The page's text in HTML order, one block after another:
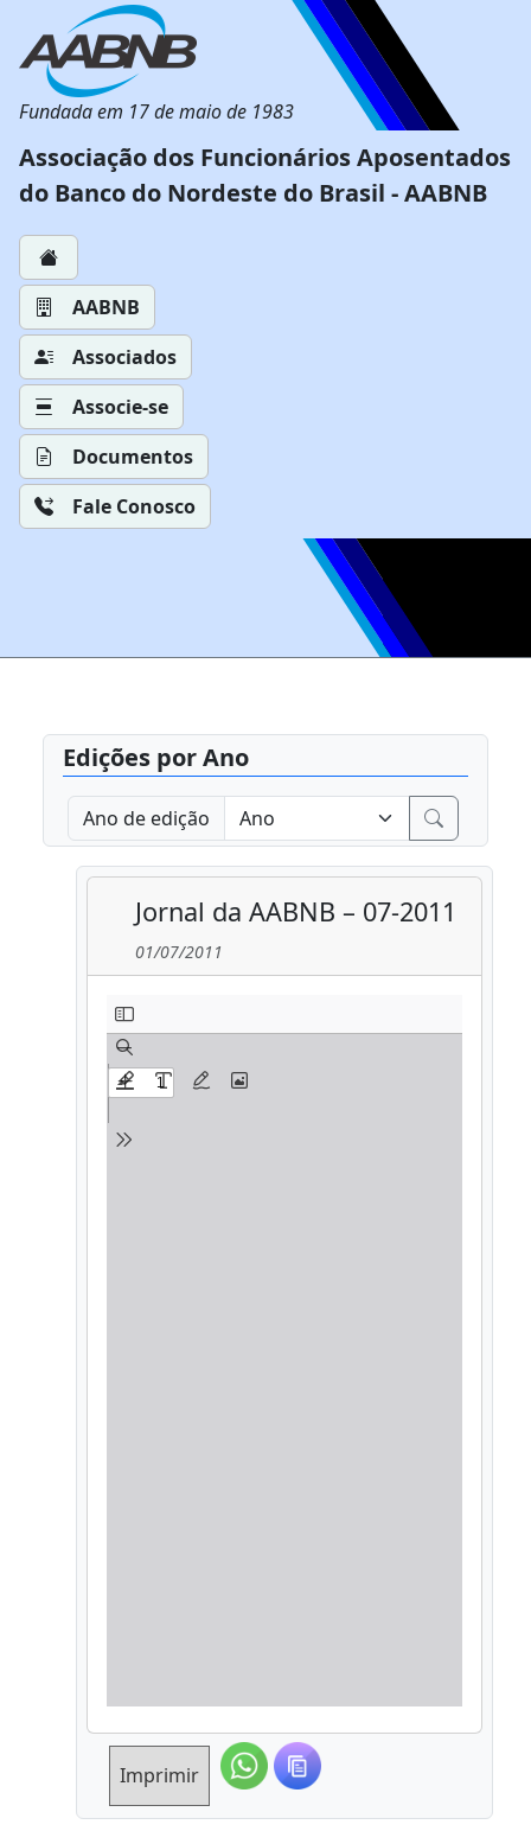
Fundada em 17 de maio de 1983
Associação dos Funcionários Aposentados
do Banco do Nordeste do Brasil - AABNB
AABNB
Associados
Associe-se
Documentos
Fale Conosco
Edições por Ano
Ano de edição
Jornal da AABNB – 07-2011
01/07/2011
Imprimir